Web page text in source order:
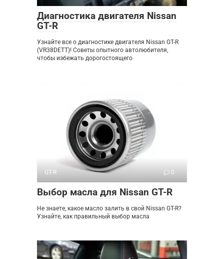
Диагностика двигателя Nissan
GT-R
Узнайте все о диагностике двигателя Nissan GT-R
(VR38DETT)! Советы опытного автолюбителя,
чтобы избежать дорогостоящего
GT-R 0
Выбор масла для Nissan GT-R
Не знаете, какое масло залить в свой Nissan GT-R?
Узнайте, как правильный выбор масла